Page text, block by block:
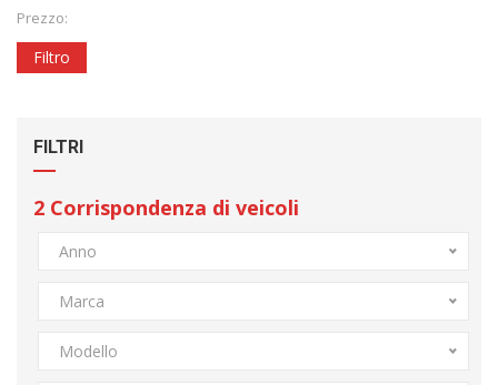
Prezzo:
Filtro
FILTRI
2 Corrispondenza di veicoli
Anno
Marca
Modello